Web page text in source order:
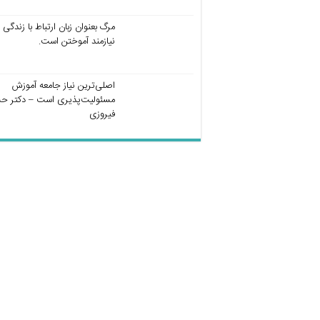
مرگ بعنوان زبان ارتباط با زندگی
نیازمند آموختن است.
اصلی‌ترین نیاز جامعه آموزش
مسئولیت‌پذیری است – دکتر
فیروزی